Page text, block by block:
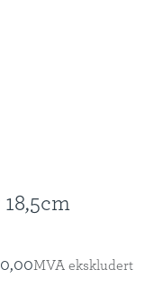
0,00MVA ekskludert